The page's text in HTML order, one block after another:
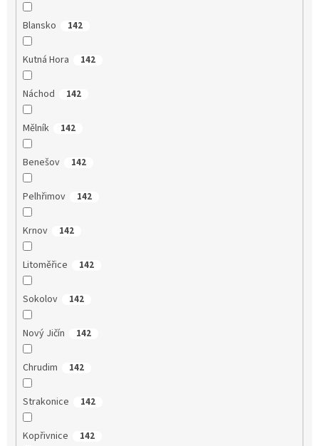
Blansko 142
Kutná Hora 142
Náchod 142
Mělník 142
Benešov 142
Pelhřimov 142
Krnov 142
Litoměřice 142
Sokolov 142
Nový Jičín 142
Chrudim 142
Strakonice 142
Kopřivnice 142